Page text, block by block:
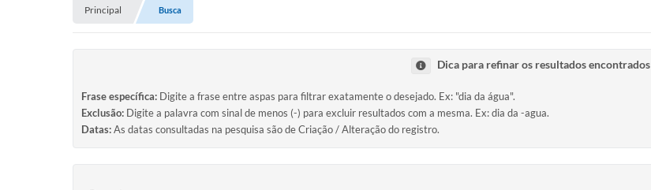
Principal Busca
Dica para refinar os resultados encontrados
Frase específica: Digite a frase entre aspas para filtrar exatamente o desejado. Ex: "dia da água".
Exclusão: Digite a palavra com sinal de menos (-) para excluir resultados com a mesma. Ex: dia da -agua.
Datas:As datas consultadas na pesquisa são de Criação / Alteração do registro.